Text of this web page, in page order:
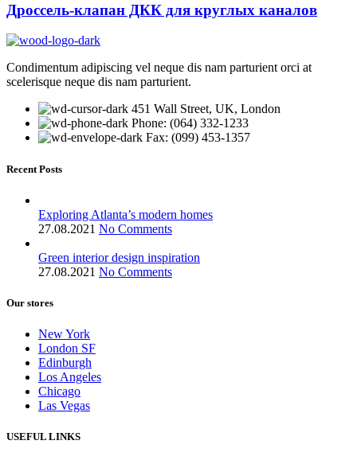
Дроссель-клапан ДКК для круглых каналов
Condimentum adipiscing vel neque dis nam parturient orci at
scelerisque neque dis nam parturient.
451 Wall Street, UK, London
Phone: (064) 332-1233
Fax: (099) 453-1357
Recent Posts
Exploring Atlanta’s modern homes
27.08.2021 No Comments
Green interior design inspiration
27.08.2021 No Comments
Our stores
New York
London SF
Edinburgh
Los Angeles
Chicago
Las Vegas
USEFUL LINKS